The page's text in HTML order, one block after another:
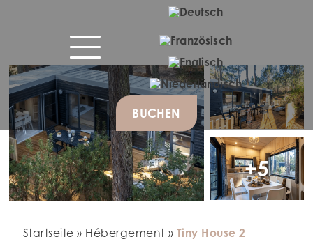
BUCHEN
+5
Startseite » Hébergement » Tiny House 2